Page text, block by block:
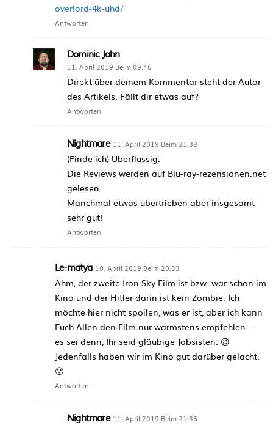
overlord-4k-uhd/
Antworten
Dominic Jahn
11. April 2019 Beim 09:46
Direkt über deinem Kommentar steht der Autor
des Artikels. Fällt dir etwas auf?
Antworten
Nightmare 11. April 2019 Beim 21:38
(Finde ich) Überflüssig.
Die Reviews werden auf Blu-ray-rezensionen.net
gelesen.
Manchmal etwas übertrieben aber insgesamt
sehr gut!
Antworten
Le-matya 10. April 2019 Beim 20:33
Ähm, der zweite Iron Sky Film ist bzw. war schon im
Kino und der Hitler darin ist kein Zombie. Ich
möchte hier nicht spoilen, was er ist, aber ich kann
Euch Allen den Film nur wärmstens empfehlen —
es sei denn, Ihr seid gläubige Jobsisten. 😉
Jedenfalls haben wir im Kino gut darüber gelacht.
🙂
Antworten
Nightmare 11. April 2019 Beim 21:36